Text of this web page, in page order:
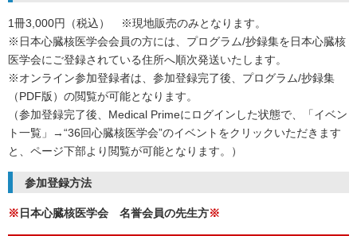
1冊3,000円（税込） ※現地販売のみとなります。
※日本心臓核医学会会員の方には、プログラム/抄録集を日本心臓核
医学会にご登録されている住所へ順次発送いたします。
※オンライン参加登録者は、参加登録完了後、プログラム/抄録集
（PDF版）の閲覧が可能となります。
（参加登録完了後、Medical Primeにログインした状態で、「イベン
ト一覧」→“36回心臓核医学会”のイベントをクリックいただきます
と、ページ下部より閲覧が可能となります。）
参加登録方法
※ 日本心臓核医学会 名誉会員の先生方※